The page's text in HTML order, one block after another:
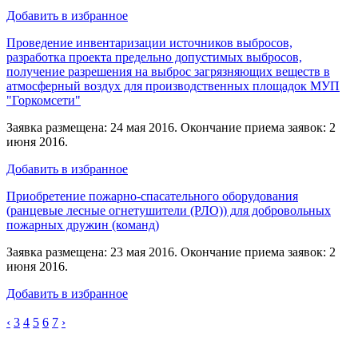
Добавить в избранное
Проведение инвентаризации источников выбросов,
разработка проекта предельно допустимых выбросов,
получение разрешения на выброс загрязняющих веществ в
атмосферный воздух для производственных площадок МУП
"Горкомсети"
Заявка размещена: 24 мая 2016. Окончание приема заявок: 2
июня 2016.
Добавить в избранное
Приобретение пожарно-спасательного оборудования
(ранцевые лесные огнетушители (РЛО)) для добровольных
пожарных дружин (команд)
Заявка размещена: 23 мая 2016. Окончание приема заявок: 2
июня 2016.
Добавить в избранное
‹ 3 4 5 6 7 ›